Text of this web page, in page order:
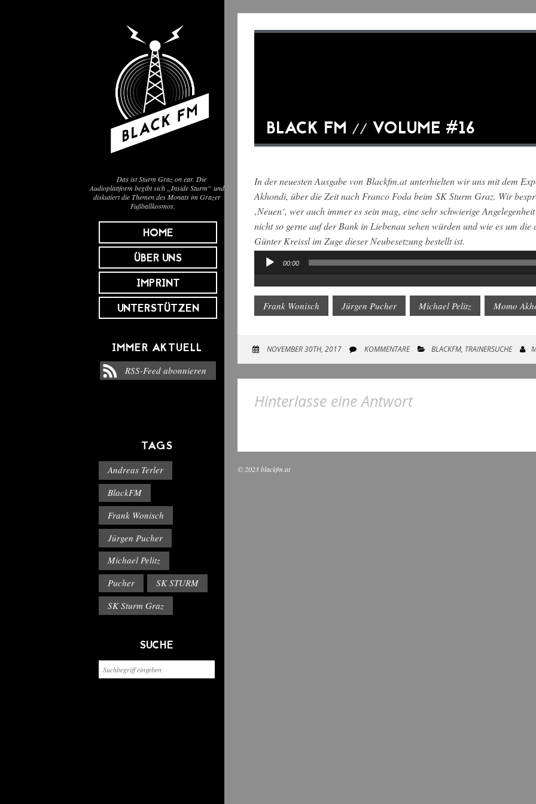
Das ist Sturm Graz on ear. Die
Audioplattform begibt sich „Inside Sturm“ und
diskutiert die Themen des Monats im Grazer
Fußballkosmos.
HOME
ÜBER UNS
IMPRINT
UNTERSTÜTZEN
IMMER AKTUELL
RSS-Feed abonnieren
TAGS
Andreas Terler
BlackFM
Frank Wonisch
Jürgen Pucher
Michael Pelitz
Pucher
SK STURM
SK Sturm Graz
SUCHE
BLACK FM // VOLUME #16
In der neuesten Ausgabe von Blackfm.atunterhielten wir uns mit dem
Akhondi, über die Zeit nach Franco Foda beim SK Sturm Graz. Wir
‚Neuen‘, wer auch immer es sein mag, eine sehr schwierige
nicht so gerne auf der Bank in Liebenau sehen würden und wie es um
Günter Kreissl im Zuge dieser Neubesetzung bestellt ist.
Audio-
00:00
Frank Wonisch Jürgen Pucher Michael Pelitz Momo
NOVEMBER 30TH, 2017 KOMMENTARE BLACKFM, TRAINERSUCHE
Hinterlasse eine Antwort
© 2023 blackfm.at